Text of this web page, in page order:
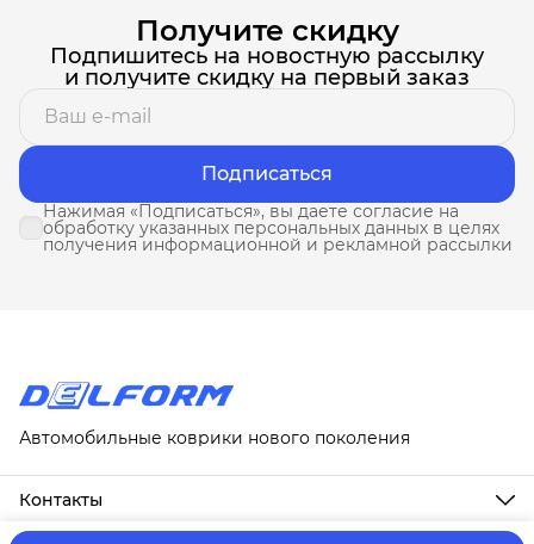
Получите скидку
Подпишитесь на новостную рассылку
и получите скидку на первый заказ
Подписаться
Нажимая «Подписаться», вы даете согласие на
обработку указанных персональных данных в целях
получения информационной и рекламной рассылки
Автомобильные коврики нового поколения
Контакты
Адрес